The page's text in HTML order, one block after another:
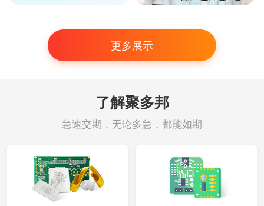
更多展示
了解聚多邦
急速交期，无论多急，都能如期